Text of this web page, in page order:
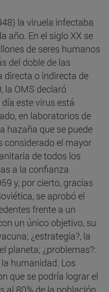
la viruela infectaba
año. En el siglo XX se
de seres humanos
del doble de las
directa o indirecta de
la OMS declaró
este virus está
en laboratorios de
hazaña que se puede
considerado el mayor
de todos los
a la confianza
y, por cierto, gracias
se aprobó el
frente a un
un único objetivo, su
¿estrategia?, la
planeta; ¿problemas?:
humanidad. Los
que se podría lograr el
al 80% de la población.